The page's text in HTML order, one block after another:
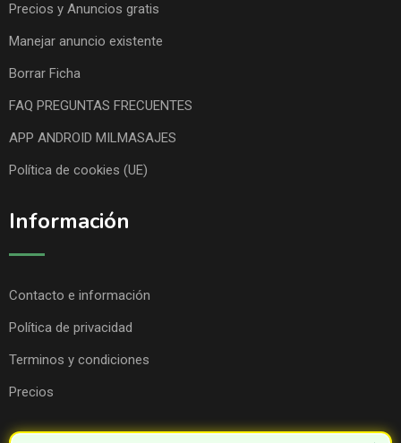
Precios y Anuncios gratis
Manejar anuncio existente
Borrar Ficha
FAQ PREGUNTAS FRECUENTES
APP ANDROID MILMASAJES
Política de cookies (UE)
Información
Contacto e información
Política de privacidad
Terminos y condiciones
Precios